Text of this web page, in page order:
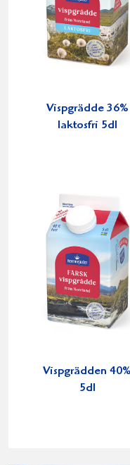
Vispgrädde 36%
laktosfri 5dl
Vispgrädden 40%
5dl